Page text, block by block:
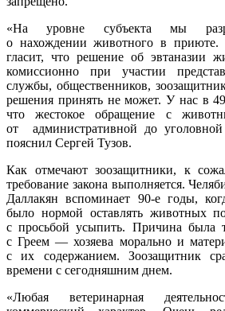
«На уровне субъекта мы
о нахождении животного в
гласит, что решение об эвтаназии
комиссионно при участии
службы, общественников,
решения принять не может. У нас в
что жестокое обращение с
от административной до
пояснил Сергей Тузов.
Как отмечают зоозащитники, к
требование закона выполняется.
Даллакян вспоминает 90-е годы,
было нормой оставлять животных
с просьбой усыпить. Причина была
с Греем — хозяева морально и
с их содержанием. Зоозащитник
времени с сегодняшним днем.
«Любая ветеринарная